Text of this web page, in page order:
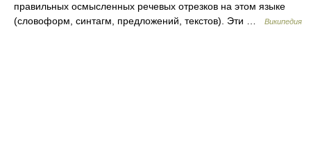
правильных осмысленных речевых отрезков на этом языке
(словоформ, синтагм, предложений, текстов). Эти …
Википедия